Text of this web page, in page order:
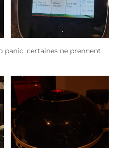
panic, certaines ne prennent